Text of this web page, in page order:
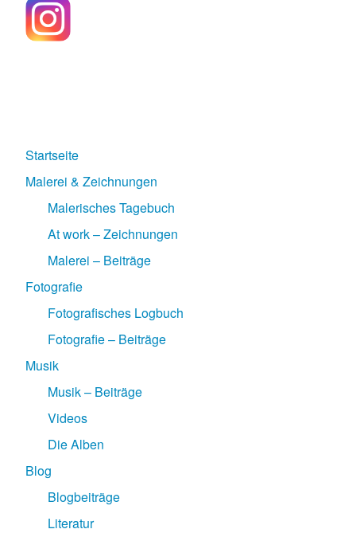
Startseite
Malerei & Zeichnungen
Malerisches Tagebuch
At work – Zeichnungen
Malerei – Beiträge
Fotografie
Fotografisches Logbuch
Fotografie – Beiträge
Musik
Musik – Beiträge
Videos
Die Alben
Blog
Blogbeiträge
Literatur